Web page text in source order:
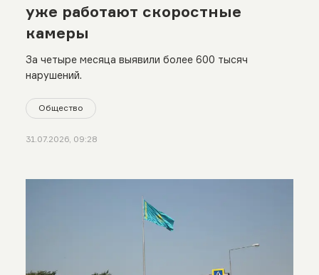
уже работают скоростные
камеры
За четыре месяца выявили более 600 тысяч
нарушений.
Общество
31.07.2026, 09:28